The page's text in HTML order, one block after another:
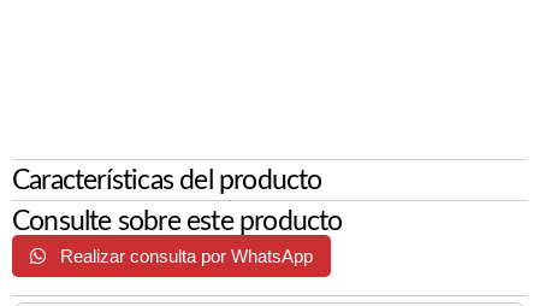
Características del producto
Consulte sobre este producto
Realizar consulta por WhatsApp